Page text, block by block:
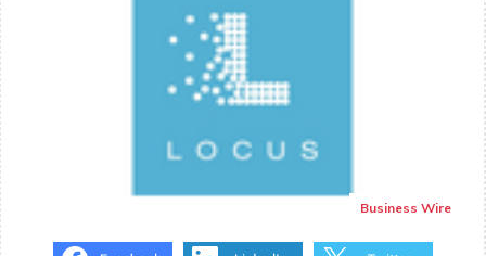
Business Wire